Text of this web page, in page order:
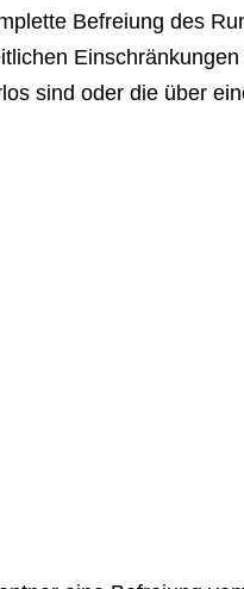
Befreiung des
sind oder die über